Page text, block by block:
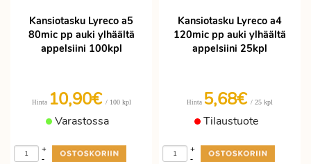
Kansiotasku Lyreco a5
80mic pp auki ylhäältä
appelsiini 100kpl
Hinta 10,90€ / 100 kpl
Varastossa
-
+
Kansiotasku Lyreco a4
120mic pp auki ylhäältä
appelsiini 25kpl
Hinta 5,68€ / 25 kpl
Tilaustuote
-
+